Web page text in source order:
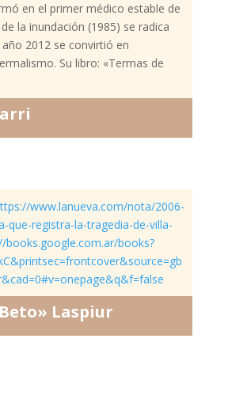
en el primer médico estable de
la inundación (1985) se radica
año 2012 se convirtió en
Su libro: «Termas de
www.lanueva.com/nota/2006-
que-registra-la-tragedia-de-villa-
books.google.com.ar/books?
Laspiur